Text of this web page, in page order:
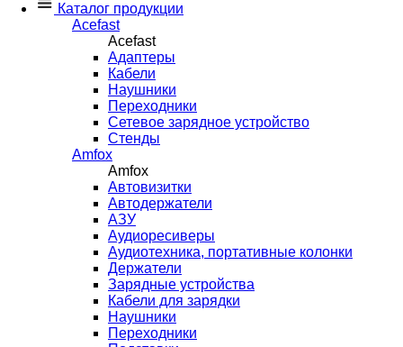
Каталог продукции
Acefast
Acefast
Адаптеры
Кабели
Наушники
Переходники
Сетевое зарядное устройство
Стенды
Amfox
Amfox
Автовизитки
Автодержатели
АЗУ
Аудиоресиверы
Аудиотехника, портативные колонки
Держатели
Зарядные устройства
Кабели для зарядки
Наушники
Переходники